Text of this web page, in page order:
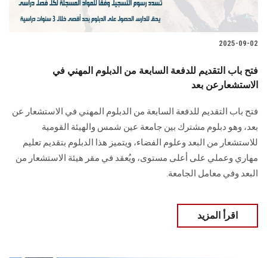
2025-09-02
فتح باب التقديم للدفعة السابعة من الدبلوم المهني في
الاستشعارعن بعد
فتح باب التقديم للدفعة السابعة من الدبلوم المهني في الاستشعار عن
بعد، وهو دبلوم مشترك بين جامعة عين شمس والهيئة القومية
للاستشعار من البعد وعلوم الفضاء، ويتميز هذا الدبلوم بتقديم تعليم
مهاري وعملي على أعلى مستوى، ويُعقد في مقر هيئة الاستشعار من
البعد وفي معامل الجامعة.
اقرأ المزيد